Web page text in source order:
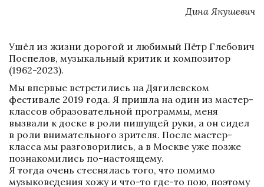
Дина Якушевич
Ушёл из жизни дорогой и любимый Пётр Глебович
Поспелов, музыкальный критик и композитор
(1962-2023).
Мы впервые встретились на Дягилевском
фестивале 2019 года. Я пришла на один из мастер-
классов образовательной программы, меня
вызвали к доске в роли пишущей руки, а он сидел
в роли внимательного зрителя. После мастер-
класса мы разговорились, а в Москве уже позже
познакомились по-настоящему.
Я тогда очень стеснялась того, что помимо
музыковедения хожу и что-то где-то пою, поэтому